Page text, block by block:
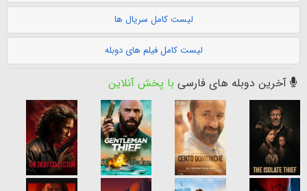
لیست کامل سریال ها
لیست کامل فیلم های دوبله
آخرین دوبله های فارسی با پخش آنلاین